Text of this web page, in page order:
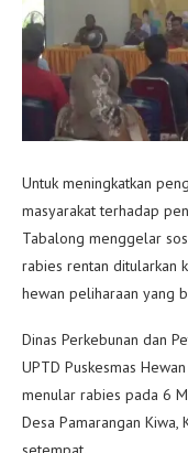
Untuk meningkatkan
masyarakat terhadap
Tabalong menggelar
rabies rentan ditularkan
hewan peliharaan yang
Dinas Perkebunan dan
UPTD Puskesmas
menular rabies pada 6
Desa Pamarangan Kiwa,